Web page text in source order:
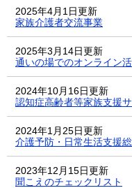
2025年4月1日更新
家族介護者交流事業
2025年3月14日更新
通いの場でのオンライン
2024年10月16日更新
認知症高齢者等家族支援
2024年1月25日更新
介護予防・日常生活支援
2023年12月15日更新
聞こえのチェックリスト